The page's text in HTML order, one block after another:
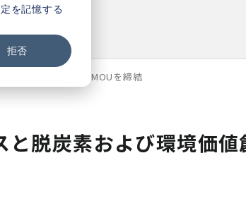
を記憶する
拒否
おける協業に向けたMOUを締結
と脱炭素および環境価値